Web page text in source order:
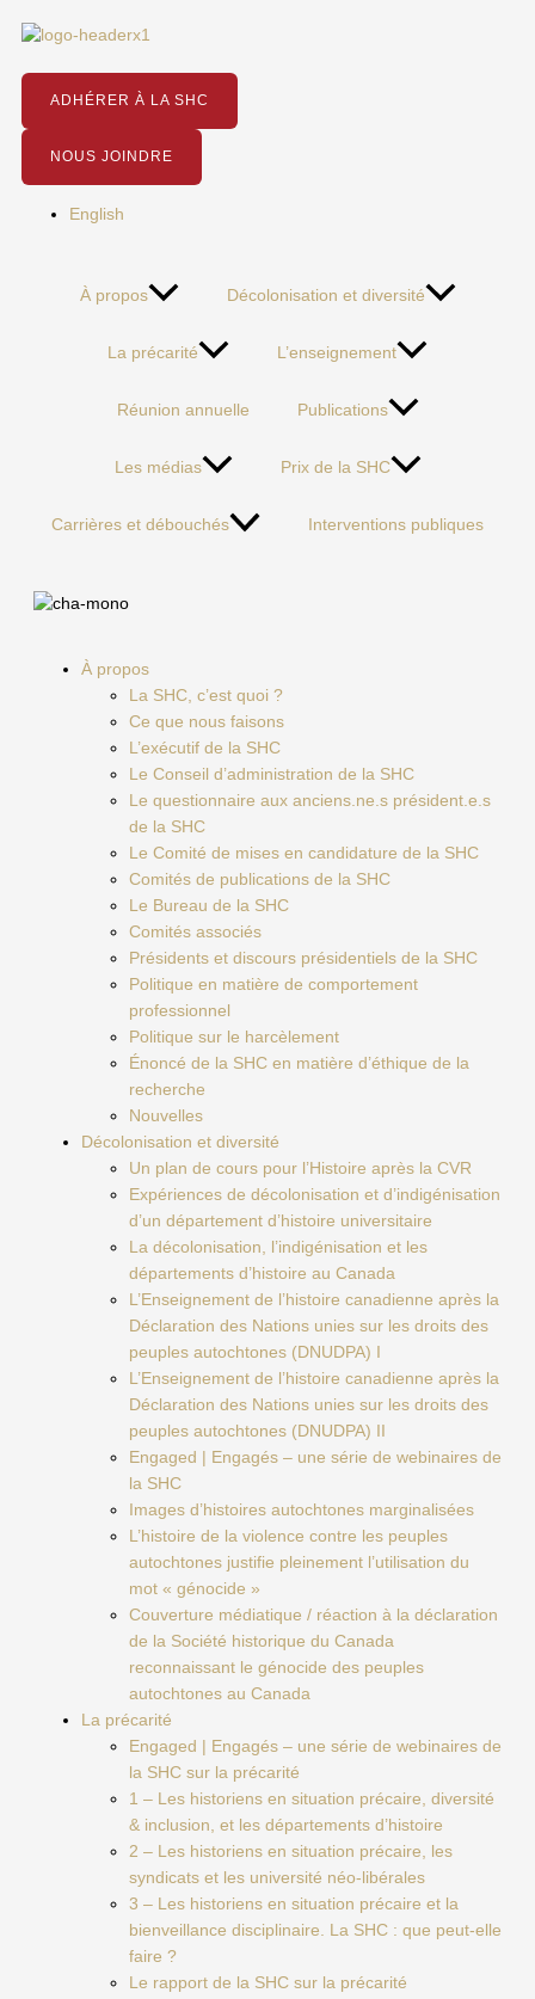
au
ADHÉRER À LA SHC
NOUS JOINDRE
English
À propos Décolonisation et diversité
La précarité L’enseignement
Réunion annuelle Publications
Les médias Prix de la SHC
Carrières et débouchés Interventions publiques
Menu
À propos
La SHC, c’est quoi ?
Ce que nous faisons
L’exécutif de la SHC
Le Conseil d’administration de la SHC
Le questionnaire aux anciens.ne.s président.e.s
de la SHC
Le Comité de mises en candidature de la SHC
Comités de publications de la SHC
Le Bureau de la SHC
Comités associés
Présidents et discours présidentiels de la SHC
Politique en matière de comportement
professionnel
Politique sur le harcèlement
Énoncé de la SHC en matière d’éthique de la
recherche
Nouvelles
Décolonisation et diversité
Un plan de cours pour l’Histoire après la CVR
Expériences de décolonisation et d’indigénisation
d’un département d’histoire universitaire
La décolonisation, l’indigénisation et les
départements d’histoire au Canada
L’Enseignement de l’histoire canadienne après la
Déclaration des Nations unies sur les droits des
peuples autochtones (DNUDPA) I
L’Enseignement de l’histoire canadienne après la
Déclaration des Nations unies sur les droits des
peuples autochtones (DNUDPA) II
Engaged | Engagés – une série de webinaires de
la SHC
Images d’histoires autochtones marginalisées
L’histoire de la violence contre les peuples
autochtones justifie pleinement l’utilisation du
mot « génocide »
Couverture médiatique / réaction à la déclaration
de la Société historique du Canada
reconnaissant le génocide des peuples
autochtones au Canada
La précarité
Engaged | Engagés – une série de webinaires de
la SHC sur la précarité
1 – Les historiens en situation précaire, diversité
& inclusion, et les départements d’histoire
2 – Les historiens en situation précaire, les
syndicats et les université néo-libérales
3 – Les historiens en situation précaire et la
bienveillance disciplinaire. La SHC : que peut-elle
faire ?
Le rapport de la SHC sur la précarité
livre
Les